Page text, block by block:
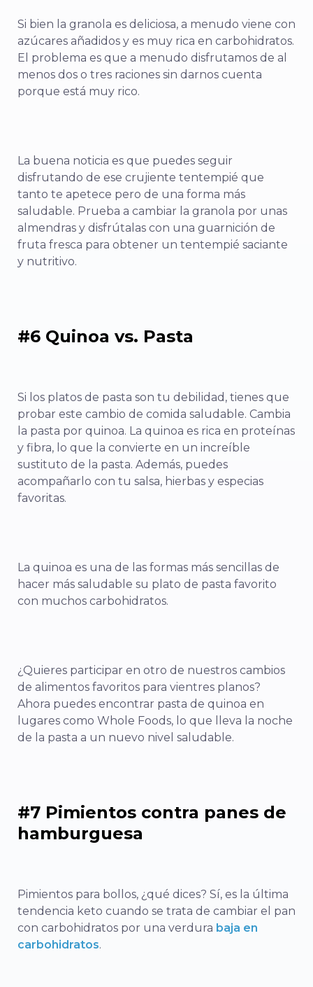
Si bien la granola es deliciosa, a menudo viene con
azúcares añadidos y es muy rica en carbohidratos.
El problema es que a menudo disfrutamos de al
menos dos o tres raciones sin darnos cuenta
porque está muy rico.
La buena noticia es que puedes seguir
disfrutando de ese crujiente tentempié que
tanto te apetece pero de una forma más
saludable. Prueba a cambiar la granola por unas
almendras y disfrútalas con una guarnición de
fruta fresca para obtener un tentempié saciante
y nutritivo.
#6 Quinoa vs. Pasta
Si los platos de pasta son tu debilidad, tienes que
probar este cambio de comida saludable. Cambia
la pasta por quinoa. La quinoa es rica en proteínas
y fibra, lo que la convierte en un increíble
sustituto de la pasta. Además, puedes
acompañarlo con tu salsa, hierbas y especias
favoritas.
La quinoa es una de las formas más sencillas de
hacer más saludable su plato de pasta favorito
con muchos carbohidratos.
¿Quieres participar en otro de nuestros cambios
de alimentos favoritos para vientres planos?
Ahora puedes encontrar pasta de quinoa en
lugares como Whole Foods, lo que lleva la noche
de la pasta a un nuevo nivel saludable.
#7 Pimientos contra panes de
hamburguesa
Pimientos para bollos, ¿qué dices? Sí, es la última
tendencia keto cuando se trata de cambiar el pan
con carbohidratos por una verdura baja en
carbohidratos.